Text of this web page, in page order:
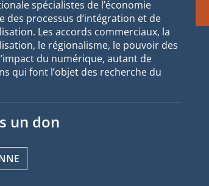
spécialistes de l’économie
des processus d’intégration et de
Les accords commerciaux, la
le régionalisme, le pouvoir des
du numérique, autant de
qui font l’objet des recherche du
un don